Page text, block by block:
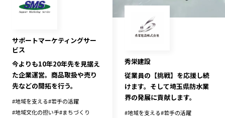
サポートマーケティングサー
ビス
今よりも10年20年先を見据え
た企業運営。商品取扱や売り
先などの開拓を行う。
#地域を支える#若手の活躍
#地域文化の担い手#まちづくり
秀栄建設
従業員の【挑戦】を応援し続
けます。そして埼玉県防水業
界の発展に貢献します。
#地域を支える#若手の活躍